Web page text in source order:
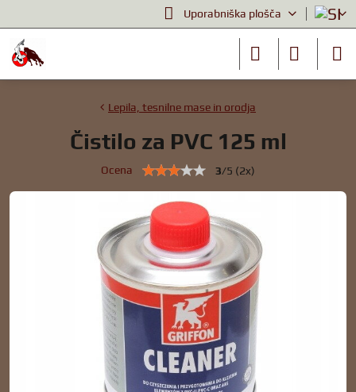
Uporabniška plošča
Lepila, tesnilne mase in orodja
Čistilo za PVC 125 ml
Ocena 3/5 (2x)